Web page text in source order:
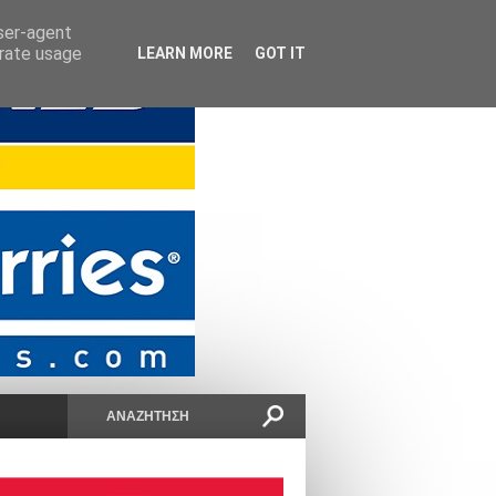
agent
usage
LEARN MORE GOT IT